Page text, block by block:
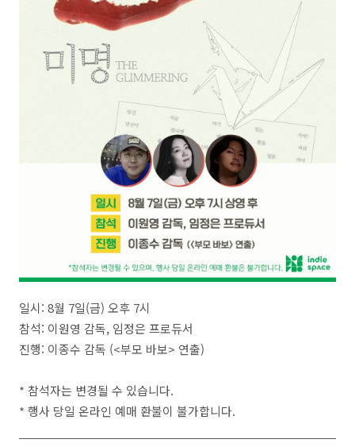
일시: 8월 7일(금) 오후 7시
참석: 이원영 감독, 임정은 프로듀서
진행: 이종수 감독 (<부모 바보> 연출)
* 참석자는 변경될 수 있습니다.
* 행사 당일 온라인 예매 환불이 불가합니다.